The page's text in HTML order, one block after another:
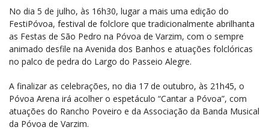
No dia 5 de julho, às 16h30, lugar a mais uma edição do
FestiPóvoa, festival de folclore que tradicionalmente abrilhanta
as Festas de São Pedro na Póvoa de Varzim, com o sempre
animado desfile na Avenida dos Banhos e atuações folclóricas
no palco de pedra do Largo do Passeio Alegre.
A finalizar as celebrações, no dia 17 de outubro, às 21h45, o
Póvoa Arena irá acolher o espetáculo “Cantar a Póvoa”, com
atuações do Rancho Poveiro e da Associação da Banda Musical
da Póvoa de Varzim.